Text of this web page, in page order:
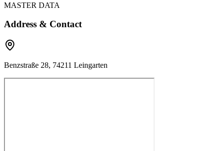
MASTER DATA
Address & Contact
Benzstraße 28, 74211 Leingarten